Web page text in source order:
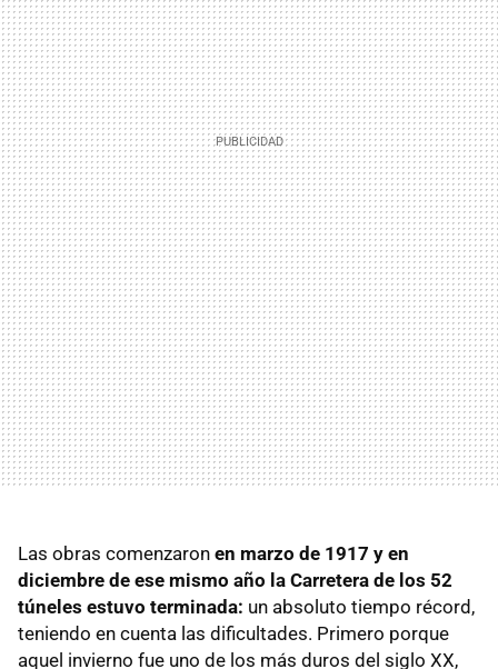
Las obras comenzaron en marzo de 1917 y en
diciembre de ese mismo año la Carretera de los 52
túneles estuvo terminada: un absoluto tiempo récord,
teniendo en cuenta las dificultades. Primero porque
aquel invierno fue uno de los más duros del siglo XX,